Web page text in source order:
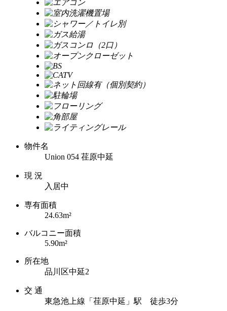
物件名
Union 054 荏原中延
現 況
入居中
専有面積
24.63m²
バルコニー面積
5.90m²
所在地
品川区中延2
交 通
東急池上線「荏原中延」駅 徒歩3分